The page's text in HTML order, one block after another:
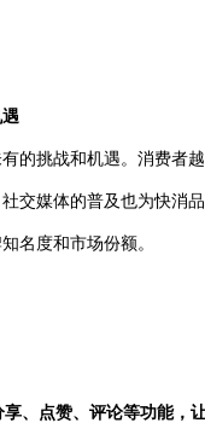
的挑战和机遇。消费者
交媒体的普及也为快消
名度和市场份额。
、点赞、评论等功能，